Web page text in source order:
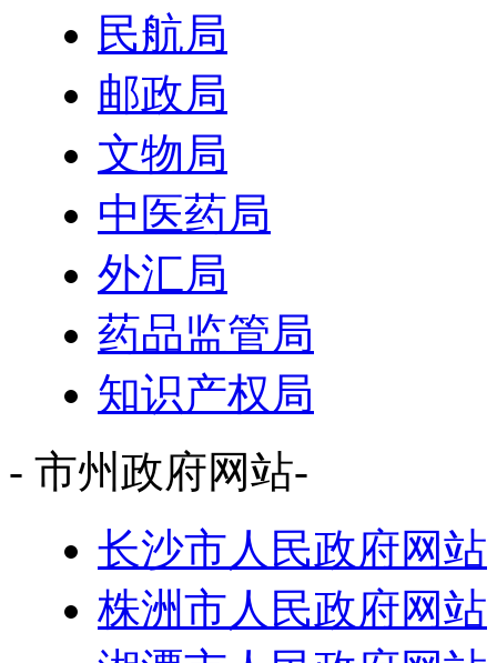
民航局
邮政局
文物局
中医药局
外汇局
药品监管局
知识产权局
- 市州政府网站-
长沙市人民政府网站
株洲市人民政府网站